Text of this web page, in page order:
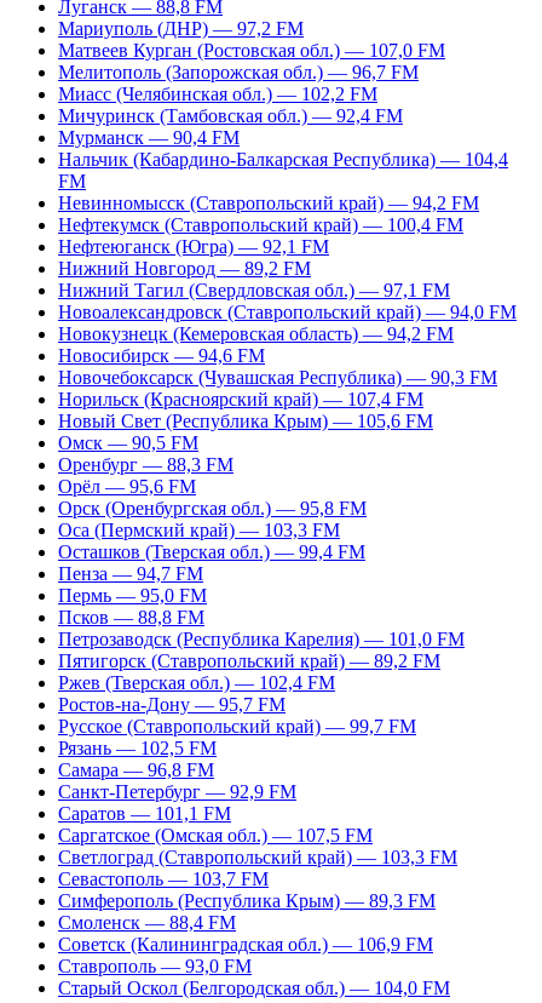
Луганск — 88,8 FM
Мариуполь (ДНР) — 97,2 FM
Матвеев Курган (Ростовская обл.) — 107,0 FM
Мелитополь (Запорожская обл.) — 96,7 FM
Миасс (Челябинская обл.) — 102,2 FM
Мичуринск (Тамбовская обл.) — 92,4 FM
Мурманск — 90,4 FM
Нальчик (Кабардино-Балкарская Республика) — 104,4
FM
Невинномысск (Ставропольский край) — 94,2 FM
Нефтекумск (Ставропольский край) — 100,4 FM
Нефтеюганск (Югра) — 92,1 FM
Нижний Новгород — 89,2 FM
Нижний Тагил (Свердловская обл.) — 97,1 FM
Новоалександровск (Ставропольский край) — 94,0 FM
Новокузнецк (Кемеровская область) — 94,2 FM
Новосибирск — 94,6 FM
Новочебоксарск (Чувашская Республика) — 90,3 FM
Норильск (Красноярский край) — 107,4 FM
Новый Свет (Республика Крым) — 105,6 FM
Омск — 90,5 FM
Оренбург — 88,3 FM
Орёл — 95,6 FM
Орск (Оренбургская обл.) — 95,8 FM
Оса (Пермский край) — 103,3 FM
Осташков (Тверская обл.) — 99,4 FM
Пенза — 94,7 FM
Пермь — 95,0 FM
Псков — 88,8 FM
Петрозаводск (Республика Карелия) — 101,0 FM
Пятигорск (Ставропольский край) — 89,2 FM
Ржев (Тверская обл.) — 102,4 FM
Ростов-на-Дону — 95,7 FM
Русское (Ставропольский край) — 99,7 FM
Рязань — 102,5 FM
Самара — 96,8 FM
Санкт-Петербург — 92,9 FM
Саратов — 101,1 FM
Саргатское (Омская обл.) — 107,5 FM
Светлоград (Ставропольский край) — 103,3 FM
Севастополь — 103,7 FM
Симферополь (Республика Крым) — 89,3 FM
Смоленск — 88,4 FM
Советск (Калининградская обл.) — 106,9 FM
Ставрополь — 93,0 FM
Старый Оскол (Белгородская обл.) — 104,0 FM